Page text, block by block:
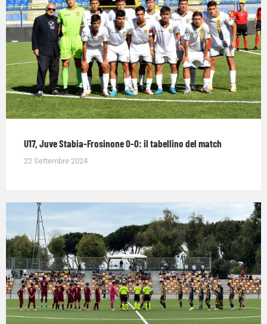
U17, Juve Stabia-Frosinone 0-0: il tabellino del match
22 Settembre 2024